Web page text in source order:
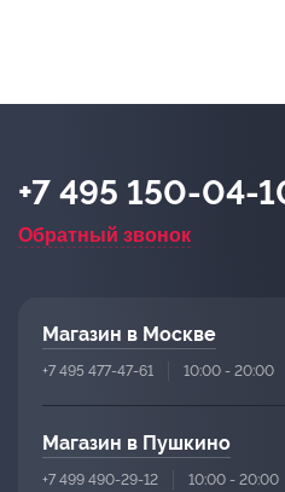
+7 495 150-04-
Обратный звонок
Магазин в Москве
+7 495 477-47-61 10:00 - 20:00
Магазин в Пушкино
+7 499 490-29-12 10:00 - 20:00